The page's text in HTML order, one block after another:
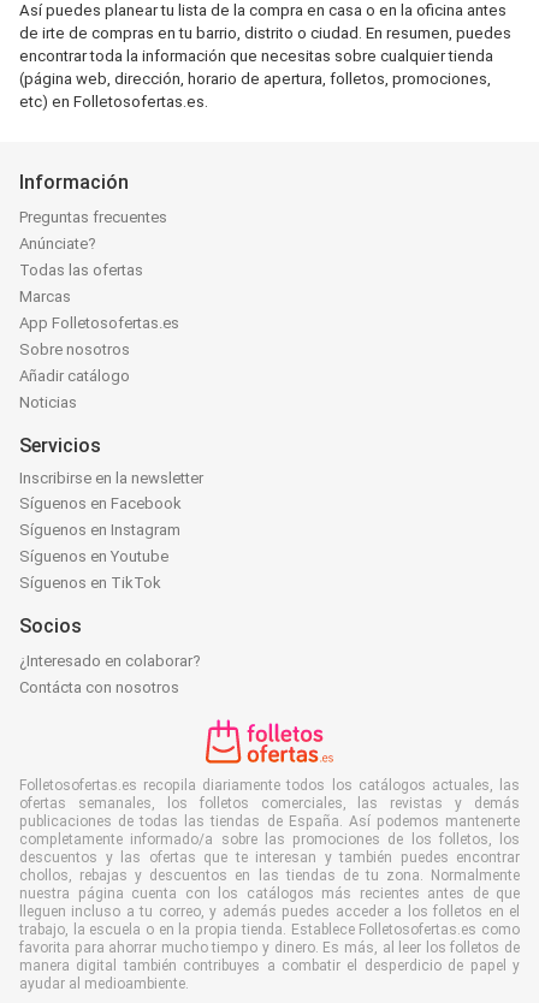
Así puedes planear tu lista de la compra en casa o en la oficina antes
de irte de compras en tu barrio, distrito o ciudad. En resumen, puedes
encontrar toda la información que necesitas sobre cualquier tienda
(página web, dirección, horario de apertura, folletos, promociones,
etc) en Folletosofertas.es.
Información
Preguntas frecuentes
Anúnciate?
Todas las ofertas
Marcas
App Folletosofertas.es
Sobre nosotros
Añadir catálogo
Noticias
Servicios
Inscribirse en la newsletter
Síguenos en Facebook
Síguenos en Instagram
Síguenos en Youtube
Síguenos en TikTok
Socios
¿Interesado en colaborar?
Contácta con nosotros
Folletosofertas.es recopila diariamente todos los catálogos actuales, las
ofertas semanales, los folletos comerciales, las revistas y demás
publicaciones de todas las tiendas de España. Así podemos mantenerte
completamente informado/a sobre las promociones de los folletos, los
descuentos y las ofertas que te interesan y también puedes encontrar
chollos, rebajas y descuentos en las tiendas de tu zona. Normalmente
nuestra página cuenta con los catálogos más recientes antes de que
lleguen incluso a tu correo, y además puedes acceder a los folletos en el
trabajo, la escuela o en la propia tienda. Establece Folletosofertas.es como
favorita para ahorrar mucho tiempo y dinero. Es más, al leer los folletos de
manera digital también contribuyes a combatir el desperdicio de papel y
ayudar al medioambiente.